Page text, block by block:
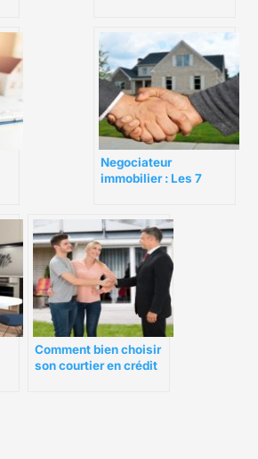
Negociateur
immobilier : Les 7
négociateurs
immobilier
Comment bien choisir
son courtier en crédit